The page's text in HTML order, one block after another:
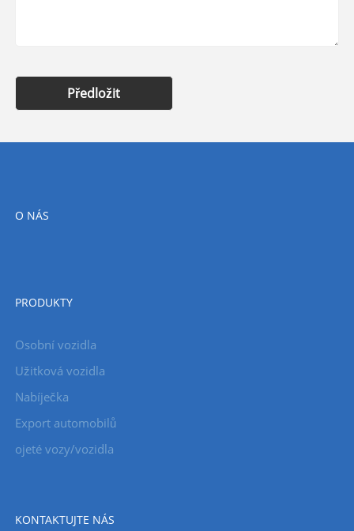
Předložit
O NÁS
PRODUKTY
Osobní vozidla
Užitková vozidla
Nabíječka
Export automobilů
ojeté vozy/vozidla
KONTAKTUJTE NÁS